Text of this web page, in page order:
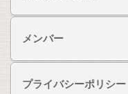
メンバー
プライバシーポリシー